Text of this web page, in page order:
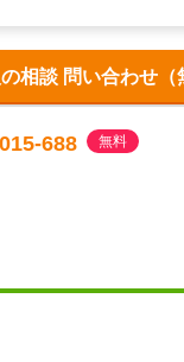
相談 問い合わせ（
688 無料